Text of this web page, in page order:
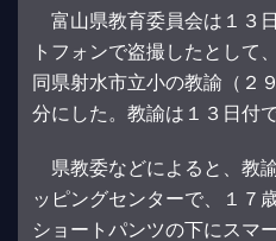
富山県教育委員会は１３
トフォンで盗撮したとして、
同県射水市立小の教諭（２
分にした。教諭は１３日付
県教委などによると、教
ッピングセンターで、１７
ショートパンツの下にスマ